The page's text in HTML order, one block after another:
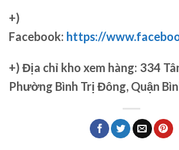
+)
Facebook: https://
+) Địa chỉ kho xem hàng: 334
Phường Bình Trị Đông, Quận